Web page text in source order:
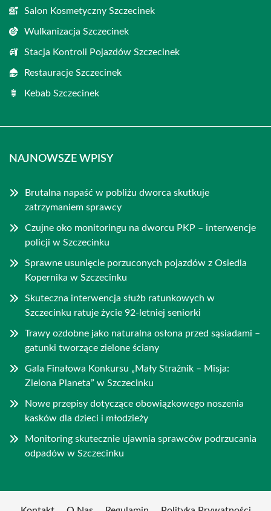
Salon Kosmetyczny Szczecinek
Wulkanizacja Szczecinek
Stacja Kontroli Pojazdów Szczecinek
Restauracje Szczecinek
Kebab Szczecinek
NAJNOWSZE WPISY
Brutalna napaść w pobliżu dworca skutkuje
zatrzymaniem sprawcy
Czujne oko monitoringu na dworcu PKP – interwencje
policji w Szczecinku
Sprawne usunięcie porzuconych pojazdów z Osiedla
Kopernika w Szczecinku
Skuteczna interwencja służb ratunkowych w
Szczecinku ratuje życie 92-letniej seniorki
Trawy ozdobne jako naturalna osłona przed sąsiadami –
gatunki tworzące zielone ściany
Gala Finałowa Konkursu „Mały Strażnik – Misja:
Zielona Planeta” w Szczecinku
Nowe przepisy dotyczące obowiązkowego noszenia
kasków dla dzieci i młodzieży
Monitoring skutecznie ujawnia sprawców podrzucania
odpadów w Szczecinku